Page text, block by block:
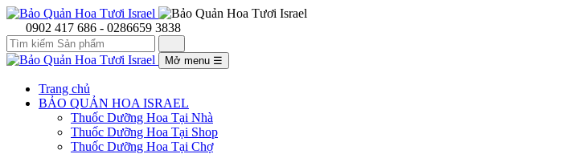
0902 417 686 - 0286659 3838
Mở menu ☰
Trang chủ
BẢO QUẢN HOA ISRAEL
Thuốc Dưỡng Hoa Tại Nhà
Thuốc Dưỡng Hoa Tại Shop
Thuốc Dưỡng Hoa Tại Chợ